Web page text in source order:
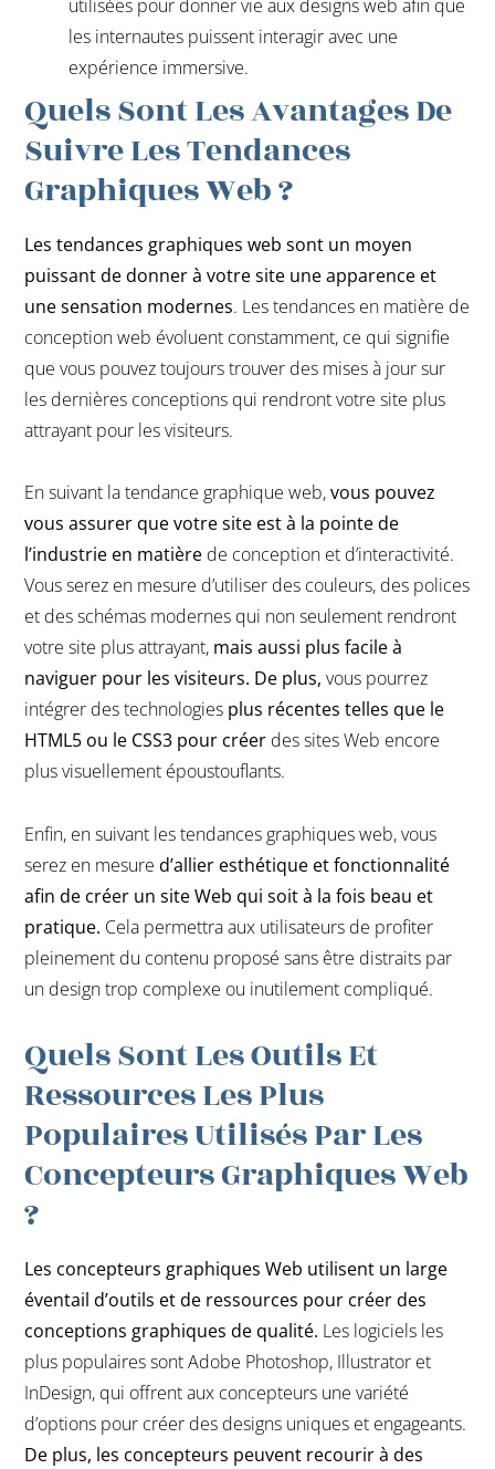
utilisées pour donner vie aux designs web afin que
les internautes puissent interagir avec une
expérience immersive.
Quels Sont Les Avantages De
Suivre Les Tendances
Graphiques Web ?
Les tendances graphiques web sont un moyen
puissant de donner à votre site une apparence et
une sensation modernes. Les tendances en matière de
conception web évoluent constamment, ce qui signifie
que vous pouvez toujours trouver des mises à jour sur
les dernières conceptions qui rendront votre site plus
attrayant pour les visiteurs.
En suivant la tendance graphique web,vous pouvez
vous assurer que votre site est à la pointe de
l’industrie en matière de conception et d’interactivité.
Vous serez en mesure d’utiliser des couleurs, des polices
et des schémas modernes qui non seulement rendront
votre site plus attrayant, mais aussi plus facile à
naviguer pour les visiteurs. De plus, vous pourrez
intégrer des technologies plus récentes telles que le
HTML5 ou le CSS3 pour créer des sites Web encore
plus visuellement époustouflants.
Enfin, en suivant les tendances graphiques web, vous
serez en mesured’allier esthétique et fonctionnalité
afin de créer un site Web qui soit à la fois beau et
pratique. Cela permettra aux utilisateurs de profiter
pleinement du contenu proposé sans être distraits par
un design trop complexe ou inutilement compliqué.
Quels Sont Les Outils Et
Ressources Les Plus
Populaires Utilisés Par Les
Concepteurs Graphiques Web
?
Les concepteurs graphiques Web utilisent un large
éventail d’outils et de ressources pour créer des
conceptions graphiques de qualité. Les logiciels les
plus populaires sont Adobe Photoshop, Illustrator et
InDesign, qui offrent aux concepteurs une variété
d’options pour créer des designs uniques et engageants.
De plus, les concepteurs peuvent recourir à des